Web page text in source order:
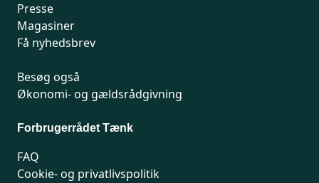
Presse
Magasiner
Få nyhedsbrev
Besøg også
Økonomi- og gældsrådgivning
Forbrugerrådet Tænk
FAQ
Cookie- og privatlivspolitik